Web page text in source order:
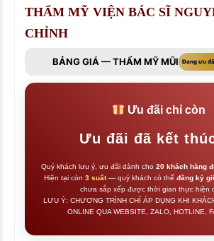
THẨM MỸ VIỆN BÁC SĨ
CHỈNH
BẢNG GIÁ — THẨM MỸ MŨI Đang ưu
Ưu đãi chỉ còn
Ưu đãi đã kết
Quý khách lưu ý, ưu đãi dành cho 20 khách hàng
Hiện tại còn 3 suất— quý khách có thể đăng ký
chưa sắp xếp được thời gian thực hiện
LƯU Ý: CHƯƠNG TRÌNH CHỈ ÁP DỤNG KHI
ONLINE QUA WEBSITE, ZALO, HOTLINE,